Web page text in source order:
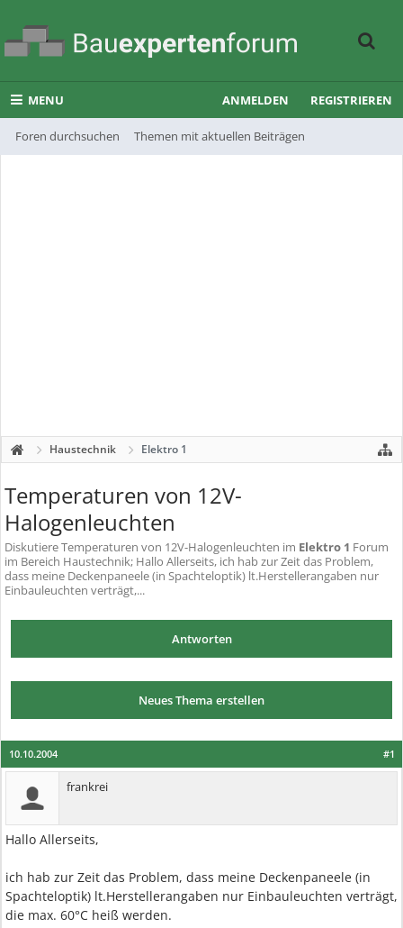
MENU
Foren durchsuchen Themen mit aktuellen Beiträgen
ANMELDEN REGISTRIEREN
Haustechnik Elektro 1
Temperaturen von 12V-
Halogenleuchten
DiskutiereTemperaturen von 12V-Halogenleuchten im Elektro 1 Forum
im Bereich Haustechnik; Hallo Allerseits, ich hab zur Zeit das Problem,
dass meine Deckenpaneele (in Spachteloptik) lt.Herstellerangaben nur
Einbauleuchten verträgt,...
Antworten
Neues Thema erstellen
#1
10.10.2004
frankrei
Hallo Allerseits,
ich hab zur Zeit das Problem, dass meine Deckenpaneele (in
Spachteloptik) lt.Herstellerangaben nur Einbauleuchten verträgt,
die max. 60°C heiß werden.